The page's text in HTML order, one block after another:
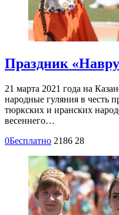
Праздник
21 марта 2021 года на
народные гуляния в честь
тюркских и иранских
весеннего…
0Бесплатно 2186 28